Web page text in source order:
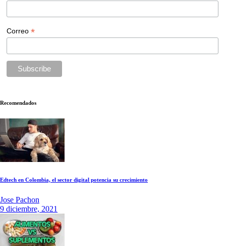
Correo*
Recomendados
Edtech en Colombia, el sector digital potencia su crecimiento
Jose Pachon
9 diciembre, 2021